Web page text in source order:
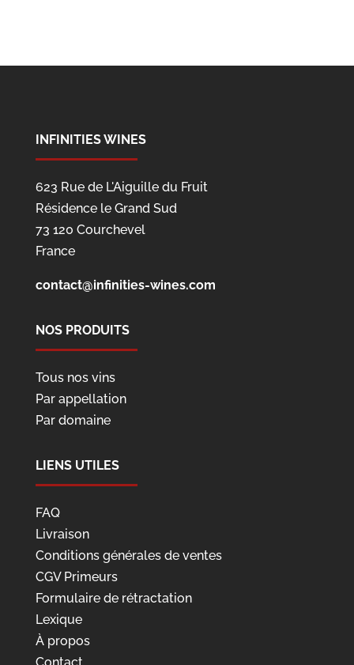
INFINITIES WINES
623 Rue de L'Aiguille du Fruit
Résidence le Grand Sud
73 120 Courchevel
France
contact@infinities-wines.com
NOS PRODUITS
Tous nos vins
Par appellation
Par domaine
LIENS UTILES
FAQ
Livraison
Conditions générales de ventes
CGV Primeurs
Formulaire de rétractation
Lexique
À propos